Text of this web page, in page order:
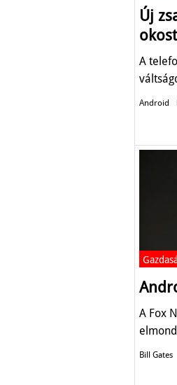
Új
A
Android
A Fox
Bill Gates